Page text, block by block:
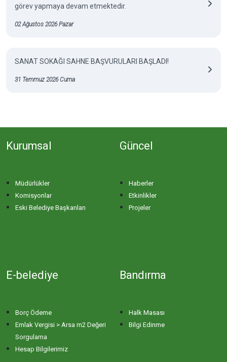
görev yapmaya devam etmektedir.
02 Ağustos 2026 Pazar
SANAT SOKAĞI SAHNE BAŞVURULARI BAŞLADI!
31 Temmuz 2026 Cuma
Kurumsal
Müdürlükler
Komisyonlar
Eski Belediye Başkanları
Güncel
Haberler
Etkinlikler
Projeler
E-belediye
Borç Ödeme
Emlak Vergisi > Arsa m2 Değeri
Sorgulama
Hesap Bilgilerimiz
Bandırma
Halk Masası
Bilgi Edinme